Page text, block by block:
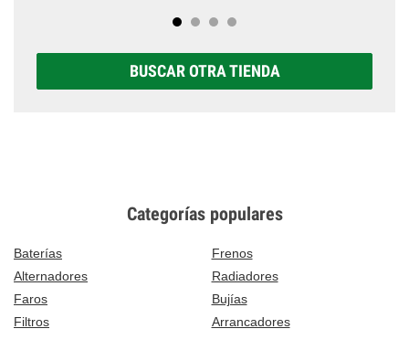
BUSCAR OTRA TIENDA
Categorías populares
Baterías
Frenos
Alternadores
Radiadores
Faros
Bujías
Filtros
Arrancadores